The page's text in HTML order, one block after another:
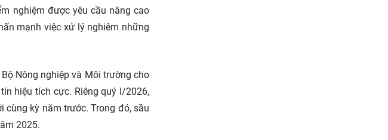
nghiệm được yêu cầu nâng cao
mạnh việc xử lý nghiêm những
Nông nghiệp và Môi trường cho
hiệu tích cực. Riêng quý I/2026,
cùng kỳ năm trước. Trong đó, sầu
2025.